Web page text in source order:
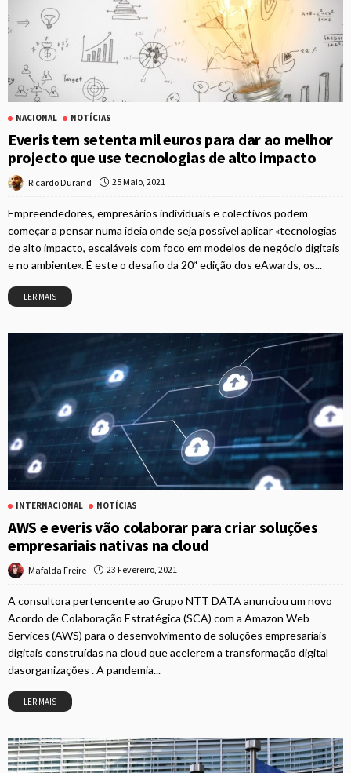
NACIONAL NOTÍCIAS
Everis tem setenta mil euros para dar ao melhor
projecto que use tecnologias de alto impacto
Ricardo Durand 25 Maio, 2021
Empreendedores, empresários individuais e colectivos podem
começar a pensar numa ideia onde seja possível aplicar «tecnologias
de alto impacto, escaláveis com foco em modelos de negócio digitais
e no ambiente». É este o desafio da 20ª edição dos eAwards, os...
LER MAIS
INTERNACIONAL NOTÍCIAS
AWS e everis vão colaborar para criar soluções
empresariais nativas na cloud
Mafalda Freire 23 Fevereiro, 2021
A consultora pertencente ao Grupo NTT DATA anunciou um novo
Acordo de Colaboração Estratégica (SCA) com a Amazon Web
Services (AWS) para o desenvolvimento de soluções empresariais
digitais construídas na cloud que acelerem a transformação digital
dasorganizações . A pandemia...
LER MAIS